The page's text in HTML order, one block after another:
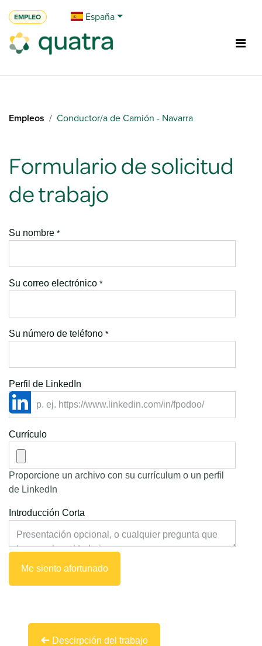
EMPLEO
España
Empleos Conductor/a de Camión - Navarra
Formulario de solicitud
de trabajo
Su nombre *
Su correo electrónico *
Su número de teléfono *
Perfil de LinkedIn
Currículo
Proporcione un archivo con su currículum o un perfil
de LinkedIn
Introducción Corta
Me siento afortunado
Descirpción del trabajo